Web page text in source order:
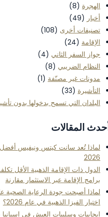
الهجرة (8)
أخبار (49)
تصنيفات أخرى (108)
الإقامة (24)
جواز السفر الثاني (4)
النظام الضريبي (8)
مدونات غير مصنّفة (1)
التأشيرة (33)
البلدان التي تسمح بدخولها بدون
المقالات
لماذا تُعد سانت كيتس ونيفيس
2026
برامج الإقامة عبر الاستثمار مقارنة
لماذا أصبحت جودة الرعاية الصحية
اختيار الفيزا الذهبية في عام 2026؟